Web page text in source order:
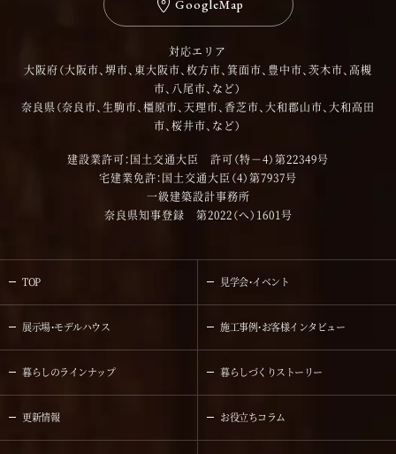
GoogleMap
対応エリア
大阪府（大阪市、堺市、東大阪市、枚方市、箕面市、豊中市、茨木市、高槻
市、八尾市、など）
奈良県（奈良市、生駒市、橿原市、天理市、香芝市、大和郡山市、大和高田
市、桜井市、など）
建設業許可：国土交通大臣 許可（特－4）第22349号
宅建業免許：国土交通大臣（4）第7937号
一級建築設計事務所
奈良県知事登録 第2022（へ）1601号
TOP 見学会・イベント
展示場・モデルハウス 施工事例・お客様インタビュー
暮らしのラインナップ 暮らしづくりストーリー
更新情報 お役立ちコラム